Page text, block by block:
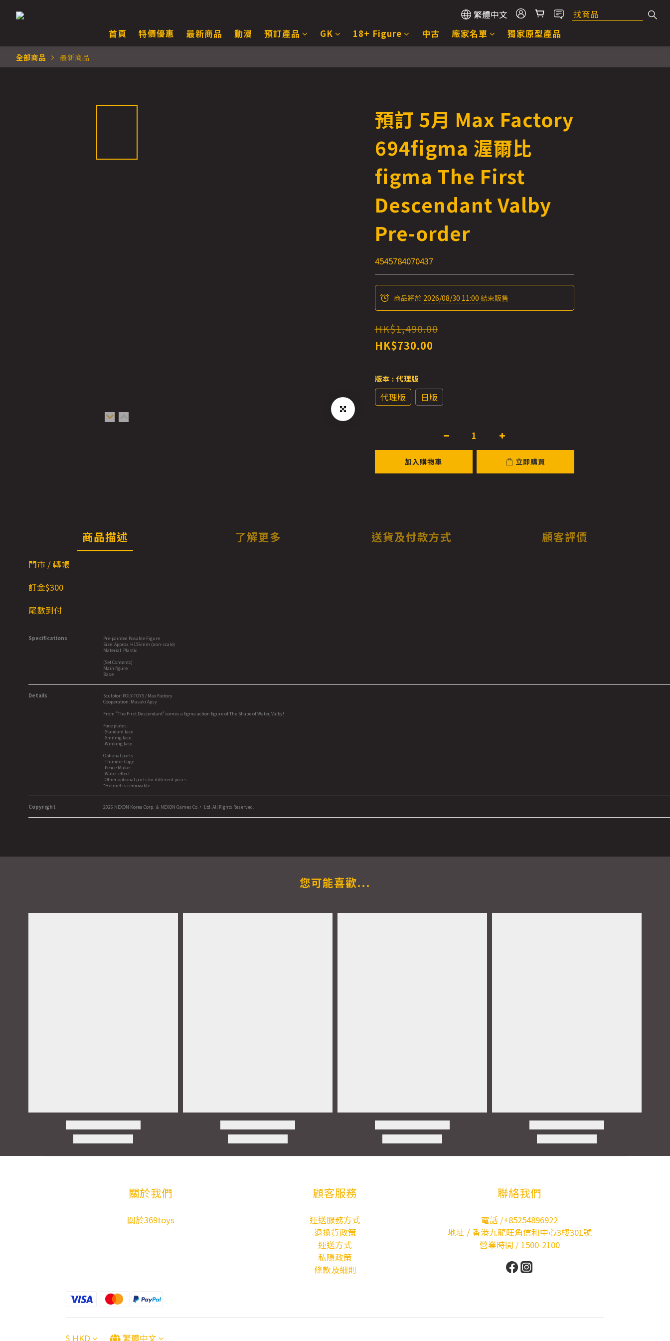
繁體中文
首頁
特價優惠 最新商品 動漫 預訂產品 GK 18+ Figure 中古 廠家名單 獨家原型產品
全部商品 最新商品
預訂 5月 Max Factory
694figma 渥爾比
figma The First
Descendant Valby
Pre-order
4545784070437
商品將於 2026/08/30 11:00 結束販售
HK$1,490.00
HK$730.00
版本 : 代理版
代理版 日版
加入購物車 立即購買
商品描述 了解更多 送貨及付款方式 顧客評價
門市 / 轉帳
訂金$300
尾數到付
Specifications
Pre-painted Posable Figure
Size: Approx. H156mm (non-scale)
Material: Plastic
[Set Contents]
Main figure
Base
Details
Sculptor: POLY-TOYS / Max Factory
Cooperation: Masaki Apsy
From "The First Descendant" comes a figma action figure of The Shape of Water, Valby!
Face plates:
-Standard face
-Smiling face
-Winking face
Optional parts:
-Thunder Cage
-Peace Maker
-Water effect
-Other optional parts for different poses.
*Helmet is removable.
Copyright 2026 NEXON Korea Corp. ＆ NEXON Games Co.， Ltd. All Rights Reserved.
您可能喜歡...
關於我們
關於369toys
顧客服務
運送服務方式
退換貨政策
運送方式
私隱政策
條款及細則
聯絡我們
電話 /+85254896922
地址 / 香港九龍旺角信和中心3樓301號
營業時間 / 1500-2100
$ HKD 繁體中文